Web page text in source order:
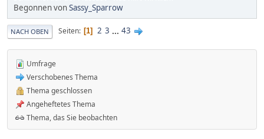
Begonnen vonSassy_Sparrow
NACH OBEN Seiten 1 2 3 ... 43
Umfrage
Verschobenes Thema
Thema geschlossen
Angeheftetes Thema
Thema, das Sie beobachten